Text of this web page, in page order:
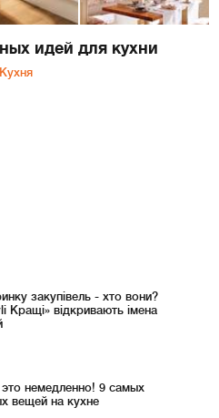
идей для кухни
Кухня
закупівель - хто вони?
Кращі» відкривають імена
это немедленно! 9 самых
вещей на кухне